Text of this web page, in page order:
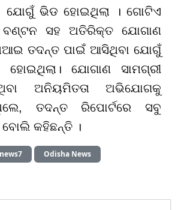
ଯୋଗୁଁ ଭିଡ ହୋଇଥିଲା । ଗୋଟିଏ
ବଣ୍ଟନ ସହ ଅତିରିକ୍ତ ଯୋଗାଣ
ତଦନ୍ତ ପାଇଁ ଆସିଥିବା ଯୋଗୁଁ
ଯୋଗାଣ ସାମଗ୍ରୀ
ଅନିୟମିତତା ଅଭିଯୋଗକୁ
ତଦନ୍ତ ରିପୋର୍ଟରେ ସବୁ
ବୋଲି କହିଛନ୍ତି ।
Odisha News